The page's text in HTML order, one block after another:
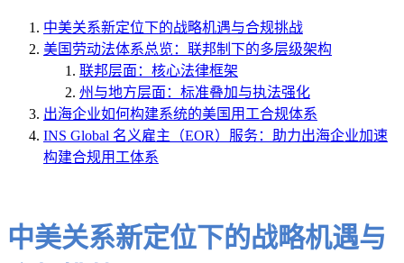
中美关系新定位下的战略机遇与合规挑战
美国劳动法体系总览：联邦制下的多层级架构
联邦层面：核心法律框架
州与地方层面：标准叠加与执法强化
出海企业如何构建系统的美国用工合规体系
INS Global 名义雇主（EOR）服务：助力出海企业加速
构建合规用工体系
中美关系新定位下的战略机遇与